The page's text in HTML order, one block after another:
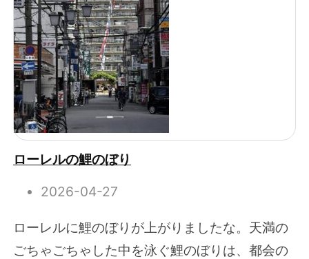
ローレルの鯉のぼり
2026-04-27
ローレルに鯉のぼりが上がりましたな。天満の
ごちゃごちゃした中を泳ぐ鯉のぼりは、都会の